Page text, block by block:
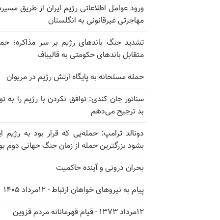
ورود عوامل اطلاعاتی رژیم ایران از طریق
مهاجرتی غیرقانونی به انگلستان
تشدید جنگ باندهای رژیم بر سر مذاکره؛
متقابل باندهای حکومتی به قالیباف
حمله مسلحانه به پایگاه ارتش رژیم در مریوان
سناتور جان کندی: توافق نکردن با رژیم را به
بد ترجیح می‌دهم
دونالد ترامپ: حمله‌یی که قرار بود به رژیم
بشود بزرگترین حمله از زمان جنگ جهانی دوم
بحران درونی و آینده حاکمیت
پیام به نیروهای خواهان ارتباط - ۱۲مرداد ۱۴۰۵
۱۲مرداد ۱۳۷۳ - قیام قهرمانانه مردم قزوین